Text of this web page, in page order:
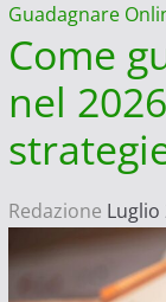
Guadagnare
Come
nel
Redazione Luglio